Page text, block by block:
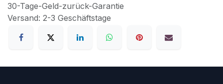
30-Tage-Geld-zurück-Garantie
Versand: 2-3 Geschäftstage